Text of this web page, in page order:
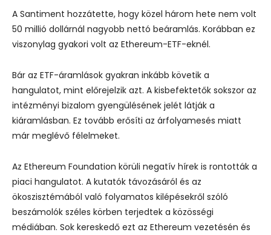
A Santiment hozzátette, hogy közel három hete nem volt
50 millió dollárnál nagyobb nettó beáramlás. Korábban ez
viszonylag gyakori volt az Ethereum-ETF-eknél.
Bár az ETF-áramlások gyakran inkább követik a
hangulatot, mint előrejelzik azt. A kisbefektetők sokszor az
intézményi bizalom gyengülésének jelét látják a
kiáramlásban. Ez tovább erősíti az árfolyamesés miatt
már meglévő félelmeket.
Az Ethereum Foundation körüli negatív hírek is rontották a
piaci hangulatot. A kutatók távozásáról és az
ökoszisztémából való folyamatos kilépésekről szóló
beszámolók széles körben terjedtek a közösségi
médiában. Sok kereskedő ezt az Ethereum vezetésén és